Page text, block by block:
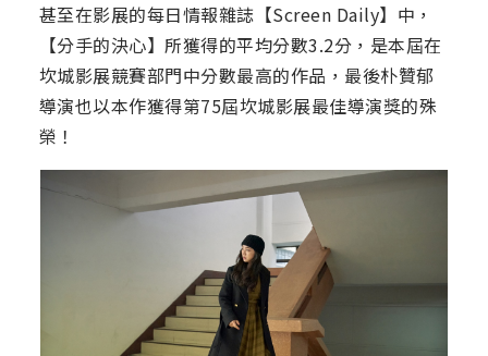
甚至在影展的每日情報雜誌【Screen Daily】中，
【分手的決心】所獲得的平均分數3.2分，是本屆在
坎城影展競賽部門中分數最高的作品，最後朴贊郁
導演也以本作獲得第75屆坎城影展最佳導演獎的殊
榮！